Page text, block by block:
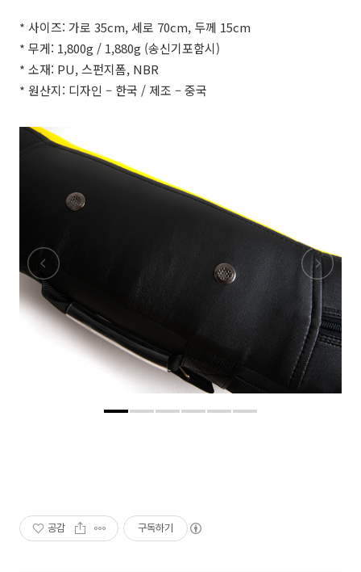
* 사이즈: 가로 35cm, 세로 70cm, 두께 15cm
* 무게: 1,800g / 1,880g (송신기포함시)
* 소재: PU, 스펀지폼, NBR
* 원산지: 디자인 – 한국 / 제조 – 중국
공감 구독하기